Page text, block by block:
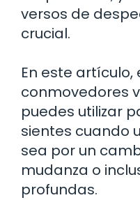
versos de
crucial.
En este
conmovedores
puedes utilizar
sientes cuando
sea por un
mudanza o
profundas.